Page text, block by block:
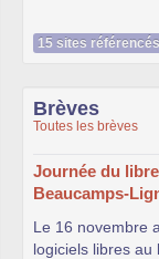
15 sites
Brèves
Toutes les brèves
Journée du
Beaucamps-
Le 16 novembre
logiciels libres